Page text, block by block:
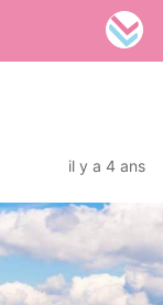
il y a 4 ans